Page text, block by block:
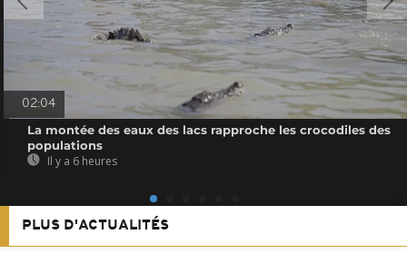
02:04
La montée des eaux des lacs rapproche les crocodiles des
populations
Il y a 6 heures
PLUS D'ACTUALITÉS